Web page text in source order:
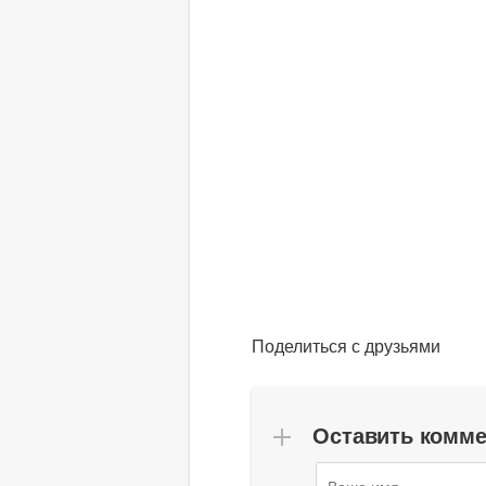
Поделиться с друзьями
Оставить